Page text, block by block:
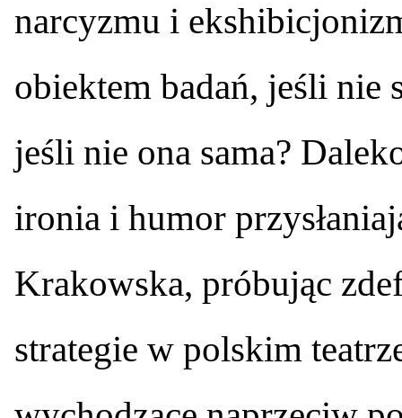
narcyzmu i
obiektem badań, jeśli nie
jeśli nie ona sama?
ironia i humor
Krakowska, próbując
strategie w polskim